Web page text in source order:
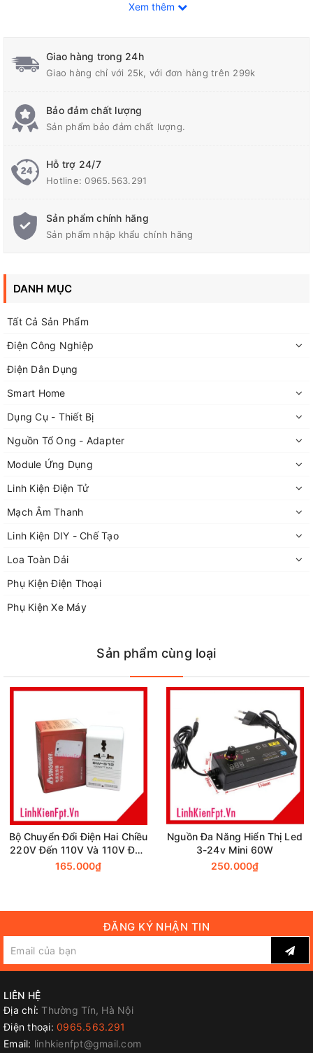
Xem thêm
Giao hàng trong 24h
Giao hàng chỉ với 25k, với đơn hàng trên 299k
Bảo đảm chất lượng
Sản phẩm bảo đảm chất lượng.
Hỗ trợ 24/7
Hotline:0965.563.291
Sản phẩm chính hãng
Sản phẩm nhập khẩu chính hãng
DANH MỤC
Tất Cả Sản Phẩm
Điện Công Nghiệp
Điện Dân Dụng
Smart Home
Dụng Cụ - Thiết Bị
Nguồn Tổ Ong - Adapter
Module Ứng Dụng
Linh Kiện Điện Tử
Mạch Âm Thanh
Linh Kiện DIY - Chế Tạo
Loa Toàn Dải
Phụ Kiện Điện Thoại
Phụ Kiện Xe Máy
Sản phẩm cùng loại
Bộ Chuyển Đổi Điện Hai Chiều
220V Đến 110V Và 110V Đến
220V
165.000₫
Nguồn Đa Năng Hiển Thị Led
3-24v Mini 60W
250.000₫
ĐĂNG KÝ NHẬN TIN
LIÊN HỆ
Địa chỉ: Thường Tín, Hà Nội
Điện thoại: 0965.563.291
Email: linhkienfpt@gmail.com